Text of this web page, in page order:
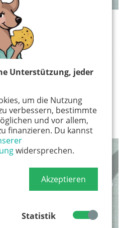
Unterstützung, jeder
um die Nutzung
verbessern, bestimmte
und vor allem,
finanzieren. Du kannst
widersprechen.
Akzeptieren
Statistik
für Kinder ab
etwas bereit. Auf
abenteuerlustige
auf euch.
dass es hier nicht nur jede
gibt, sondern
und einfache, aber